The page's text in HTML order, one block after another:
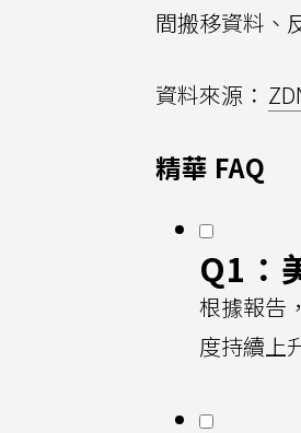
間搬移資料、
資料來源：
精華 FAQ
Q1：
根據報告
度持續上